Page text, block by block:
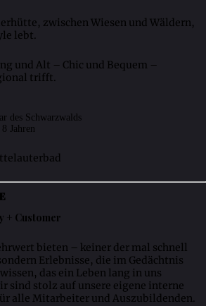
zwischen Wiesen und Wäldern,
lebt.
und Alt – Chic und Bequem –
trifft.
des Schwarzwalds
Jahren
+ Customer
bieten – keiner der mal schnell
Erlebnisse, die im Gedächtnis
das ein Leben lang in uns
sind stolz auf unsere eigene interne
alle Mitarbeiter und Auszubildenden.